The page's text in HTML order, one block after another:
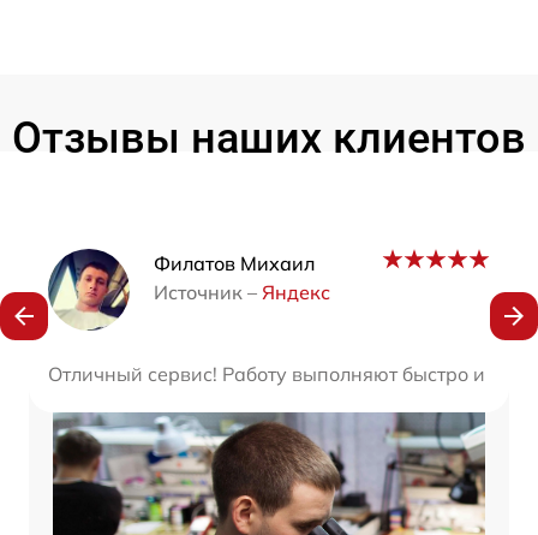
Отзывы наших клиентов
Филатов Михаил
Источник – Яндекс
Отличный сервис! Работу выполняют быстро и
Наши мастера